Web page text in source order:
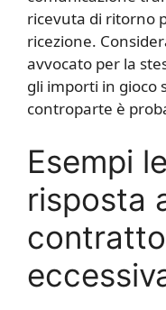
ricevuta di ritorno
ricezione.
avvocato per la
gli importi in gioco
controparte è
Esempi
risposta